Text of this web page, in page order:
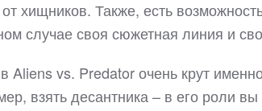
хищников. Также, есть
случае своя сюжетная линия и
Aliens vs. Predator очень крут
взять десантника – в его роли